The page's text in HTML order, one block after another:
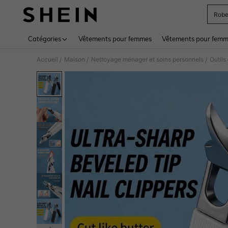
Robe
Catégories Vêtements pour femmes Vêtements pour
Accueil / Maison / Nettoyage ménager et soins personnels / Outils